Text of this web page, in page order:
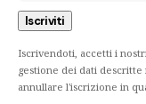
Iscrivendoti, accetti i nostri
gestione dei dati descritte
annullare l'iscrizione in